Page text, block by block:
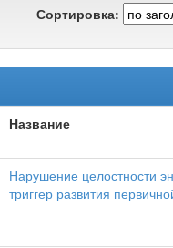
Сортировка:
Название
Нарушение целостности
триггер развития